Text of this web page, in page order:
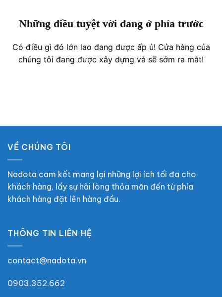
Những điều tuyệt vời đang ở phía trước
Có điều gì đó lớn lao đang được ấp ủ! Cửa hàng của
chúng tôi đang được xây dựng và sẽ sớm ra mắt!
VỀ CHÚNG TÔI
Nadota cam kết mang lại những lợi ích tối đa cho
khách hàng, lấy sự hài lòng thỏa mãn đến từ phía
khách hàng đặt lên hàng đầu.
THÔNG TIN LIÊN HỆ
contact@nadota.vn
0903.352.662